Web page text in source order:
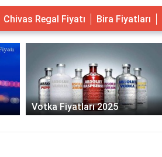
Chivas Regal Fiyatı Bira Fiyatları
Votka Fiyatları 2025